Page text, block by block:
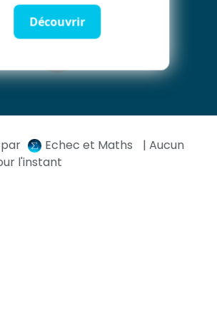
par Echec et Maths
| Aucun
l'instant
Découvrir